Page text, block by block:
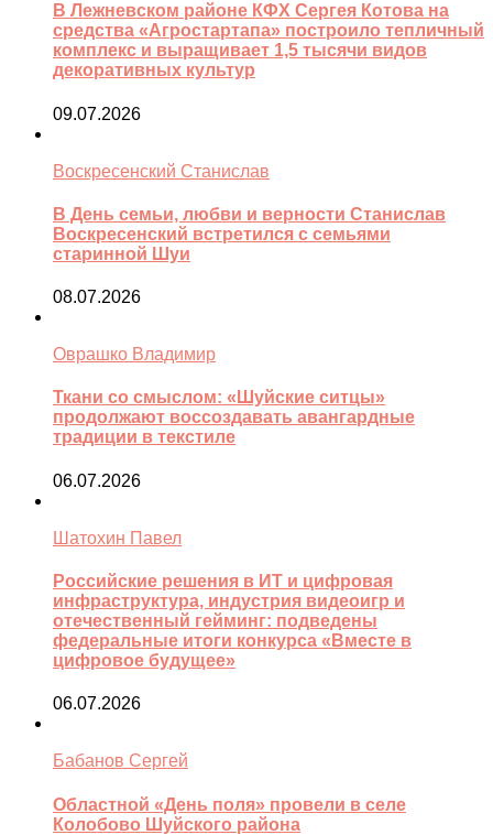
В Лежневском районе КФХ Сергея Котова на
средства «Агростартапа» построило тепличный
комплекс и выращивает 1,5 тысячи видов
декоративных культур
09.07.2026
Воскресенский Станислав
В День семьи, любви и верности Станислав
Воскресенский встретился с семьями
старинной Шуи
08.07.2026
Оврашко Владимир
Ткани со смыслом: «Шуйские ситцы»
продолжают воссоздавать авангардные
традиции в текстиле
06.07.2026
Шатохин Павел
Российские решения в ИТ и цифровая
инфраструктура, индустрия видеоигр и
отечественный гейминг: подведены
федеральные итоги конкурса «Вместе в
цифровое будущее»
06.07.2026
Бабанов Сергей
Областной «День поля» провели в селе
Колобово Шуйского района